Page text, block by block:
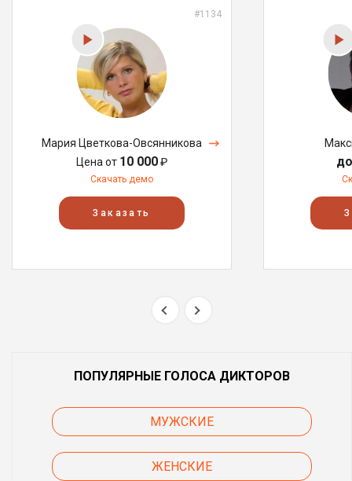
#1134
Мария Цветкова-Овсянникова
Цена от 10 000₽
Скачать демо
Заказать
ПОПУЛЯРНЫЕ ГОЛОСА ДИКТОРОВ
МУЖСКИЕ
ЖЕНСКИЕ